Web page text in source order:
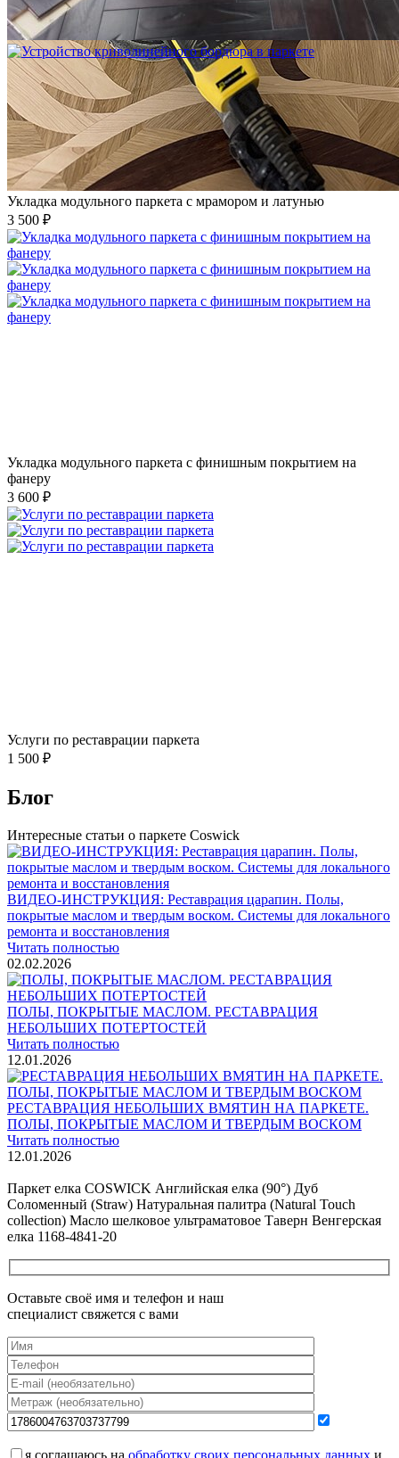
Укладка модульного паркета с мрамором и латунью
3 500 ₽
Укладка модульного паркета с финишным покрытием на
фанеру
3 600 ₽
Услуги по реставрации паркета
1 500 ₽
Блог
Интересные статьи о паркете Coswick
ВИДЕО-ИНСТРУКЦИЯ: Реставрация царапин. Полы,
покрытые маслом и твердым воском. Системы для локального
ремонта и восстановления
Читать полностью
02.02.2026
ПОЛЫ, ПОКРЫТЫЕ МАСЛОМ. РЕСТАВРАЦИЯ
НЕБОЛЬШИХ ПОТЕРТОСТЕЙ
Читать полностью
12.01.2026
РЕСТАВРАЦИЯ НЕБОЛЬШИХ ВМЯТИН НА ПАРКЕТЕ.
ПОЛЫ, ПОКРЫТЫЕ МАСЛОМ И ТВЕРДЫМ ВОСКОМ
Читать полностью
12.01.2026
Паркет елка COSWICK Английская елка (90°) Дуб
Соломенный (Straw) Натуральная палитра (Natural Touch
collection) Масло шелковое ультраматовое Таверн Венгерская
елка 1168-4841-20
Оставьте своё имя и телефон и наш
специалист свяжется с вами